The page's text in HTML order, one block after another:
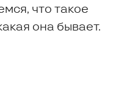
что такое
она бывает.